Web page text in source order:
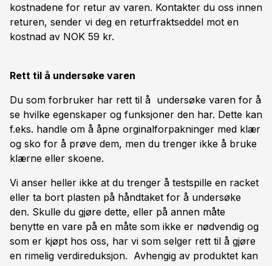
kostnadene for retur av varen. Kontakter du oss innen
returen, sender vi deg en returfraktseddel mot en
kostnad av NOK 59 kr.
Rett til å undersøke varen
Du som forbruker har rett til å undersøke varen for å
se hvilke egenskaper og funksjoner den har. Dette kan
f.eks. handle om å åpne orginalforpakninger med klær
og sko for å prøve dem, men du trenger ikke å bruke
klærne eller skoene.
Vi anser heller ikke at du trenger å testspille en racket
eller ta bort plasten på håndtaket for å undersøke
den. Skulle du gjøre dette, eller på annen måte
benytte en vare på en måte som ikke er nødvendig og
som er kjøpt hos oss, har vi som selger rett til å gjøre
en rimelig verdireduksjon. Avhengig av produktet kan